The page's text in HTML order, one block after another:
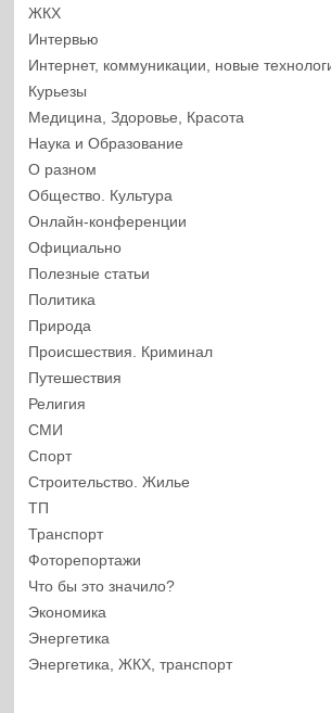
ЖКХ
Интервью
Интернет, коммуникации, новые
Курьезы
Медицина, Здоровье, Красота
Наука и Образование
О разном
Общество. Культура
Онлайн-конференции
Официально
Полезные статьи
Политика
Природа
Происшествия. Криминал
Путешествия
Религия
СМИ
Спорт
Строительство. Жилье
ТП
Транспорт
Фоторепортажи
Что бы это значило?
Экономика
Энергетика
Энергетика, ЖКХ, транспорт